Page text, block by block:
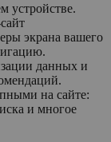
устройстве.
экрана вашего
данных и
на сайте:
и многое